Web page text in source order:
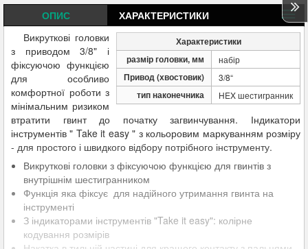
ОПИС ХАРАКТЕРИСТИКИ
Характеристики
размір головки, мм
набір
Привод (хвостовик) 3/8“
тип наконечника HEX шестигранник
Викруткові головки
з приводом 3/8" і
фіксуючою функцією
для особливо
комфортної роботи з
мінімальним ризиком
втратити гвинт до початку загвинчування. Індикатори
інструментів " Take it easy " з кольоровим маркуванням розміру
- для простого і швидкого відбору потрібного інструменту.
Викруткові головки з фіксуючою функцією для гвинтів з
внутрішнім шестигранником
Функція яка фіксує для надійного утримання гвинта на
інструменті
З індикаторами інструментів "Take it easy": колірне
кодування розмірів